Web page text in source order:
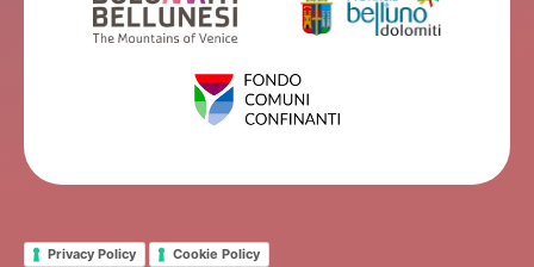
Privacy Policy Cookie Policy